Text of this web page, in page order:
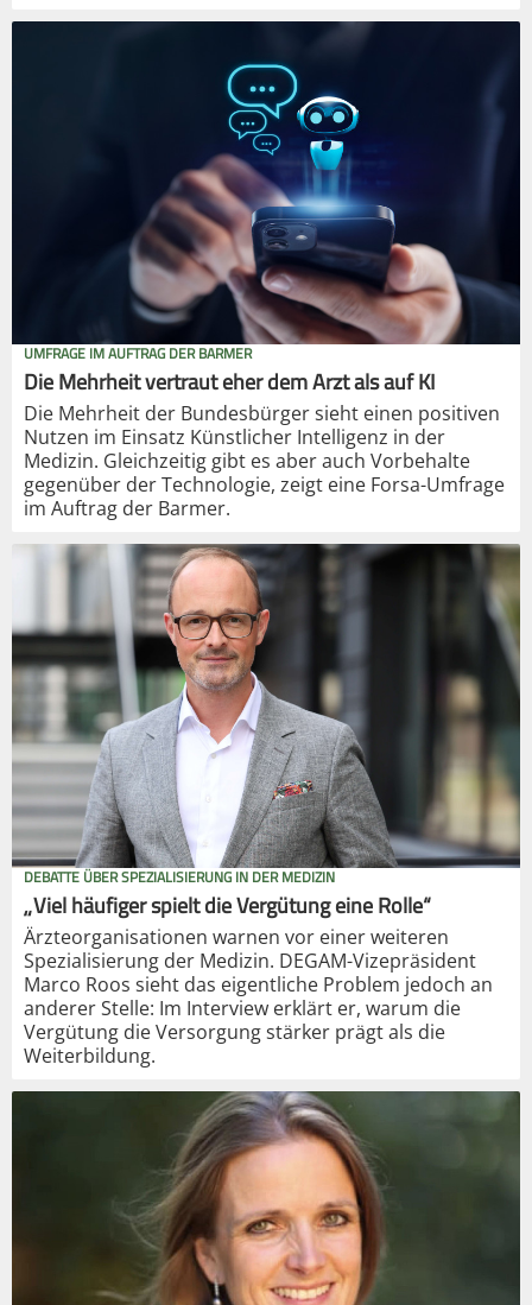
UMFRAGE IM AUFTRAG DER BARMER
Die Mehrheit vertraut eher dem Arzt als auf KI
Die Mehrheit der Bundesbürger sieht einen positiven
Nutzen im Einsatz Künstlicher Intelligenz in der
Medizin. Gleichzeitig gibt es aber auch Vorbehalte
gegenüber der Technologie, zeigt eine Forsa-Umfrage
im Auftrag der Barmer.
DEBATTE ÜBER SPEZIALISIERUNG IN DER MEDIZIN
„Viel häufiger spielt die Vergütung eine Rolle“
Ärzteorganisationen warnen vor einer weiteren
Spezialisierung der Medizin. DEGAM-Vizepräsident
Marco Roos sieht das eigentliche Problem jedoch an
anderer Stelle: Im Interview erklärt er, warum die
Vergütung die Versorgung stärker prägt als die
Weiterbildung.